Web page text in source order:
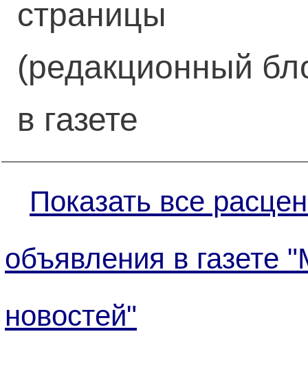
страницы
(редакционный
в газете
Показать все
объявления в газете
новостей"